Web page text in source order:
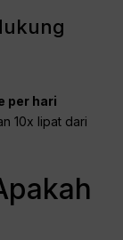
per hari
10x lipat dari